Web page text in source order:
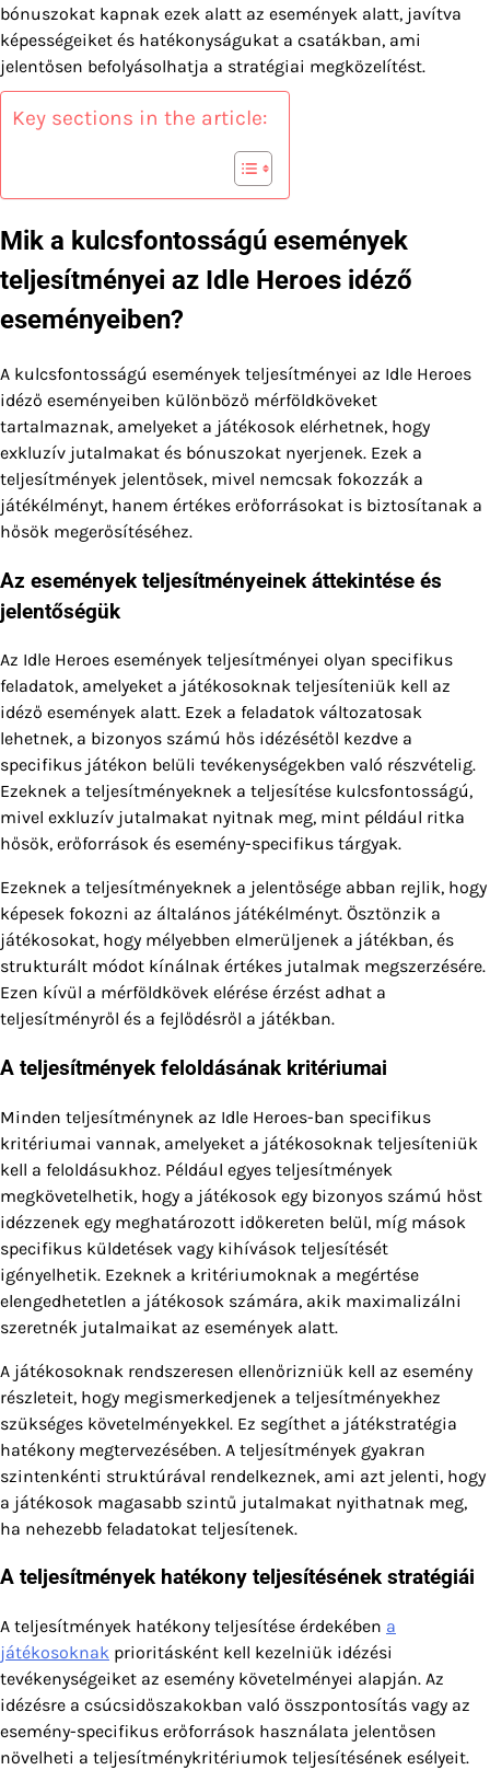
bónuszokat kapnak ezek alatt az események alatt, javítva
képességeiket és hatékonyságukat a csatákban, ami
jelentősen befolyásolhatja a stratégiai megközelítést.
Key sections in the article:
Mik a kulcsfontosságú események
teljesítményei az Idle Heroes idéző
eseményeiben?
A kulcsfontosságú események teljesítményei az Idle Heroes
idéző eseményeiben különböző mérföldköveket
tartalmaznak, amelyeket a játékosok elérhetnek, hogy
exkluzív jutalmakat és bónuszokat nyerjenek. Ezek a
teljesítmények jelentősek, mivel nemcsak fokozzák a
játékélményt, hanem értékes erőforrásokat is biztosítanak a
hősök megerősítéséhez.
Az események teljesítményeinek áttekintése és
jelentőségük
Az Idle Heroes események teljesítményei olyan specifikus
feladatok, amelyeket a játékosoknak teljesíteniük kell az
idéző események alatt. Ezek a feladatok változatosak
lehetnek, a bizonyos számú hős idézésétől kezdve a
specifikus játékon belüli tevékenységekben való részvételig.
Ezeknek a teljesítményeknek a teljesítése kulcsfontosságú,
mivel exkluzív jutalmakat nyitnak meg, mint például ritka
hősök, erőforrások és esemény-specifikus tárgyak.
Ezeknek a teljesítményeknek a jelentősége abban rejlik, hogy
képesek fokozni az általános játékélményt. Ösztönzik a
játékosokat, hogy mélyebben elmerüljenek a játékban, és
strukturált módot kínálnak értékes jutalmak megszerzésére.
Ezen kívül a mérföldkövek elérése érzést adhat a
teljesítményről és a fejlődésről a játékban.
A teljesítmények feloldásának kritériumai
Minden teljesítménynek az Idle Heroes-ban specifikus
kritériumai vannak, amelyeket a játékosoknak teljesíteniük
kell a feloldásukhoz. Például egyes teljesítmények
megkövetelhetik, hogy a játékosok egy bizonyos számú hőst
idézzenek egy meghatározott időkereten belül, míg mások
specifikus küldetések vagy kihívások teljesítését
igényelhetik. Ezeknek a kritériumoknak a megértése
elengedhetetlen a játékosok számára, akik maximalizálni
szeretnék jutalmaikat az események alatt.
A játékosoknak rendszeresen ellenőrizniük kell az esemény
részleteit, hogy megismerkedjenek a teljesítményekhez
szükséges követelményekkel. Ez segíthet a játékstratégia
hatékony megtervezésében. A teljesítmények gyakran
szintenkénti struktúrával rendelkeznek, ami azt jelenti, hogy
a játékosok magasabb szintű jutalmakat nyithatnak meg,
ha nehezebb feladatokat teljesítenek.
A teljesítmények hatékony teljesítésének stratégiái
A teljesítmények hatékony teljesítése érdekében a
játékosoknak prioritásként kell kezelniük idézési
tevékenységeiket az esemény követelményei alapján. Az
idézésre a csúcsidőszakokban való összpontosítás vagy az
esemény-specifikus erőforrások használata jelentősen
növelheti a teljesítménykritériumok teljesítésének esélyeit.